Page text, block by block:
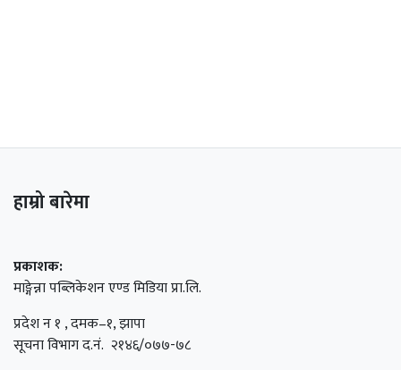
हाम्रो बारेमा
प्रकाशक:
माङ्गेन्ना पब्लिकेशन एण्ड मिडिया प्रा.लि.
प्रदेश न १ , दमक–१, झापा
सूचना विभाग द.नं. २१४६/०७७-७८